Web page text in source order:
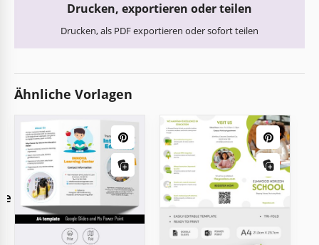
Drucken, exportieren oder teilen
Drucken, als PDF exportieren oder sofort teilen
Ähnliche Vorlagen